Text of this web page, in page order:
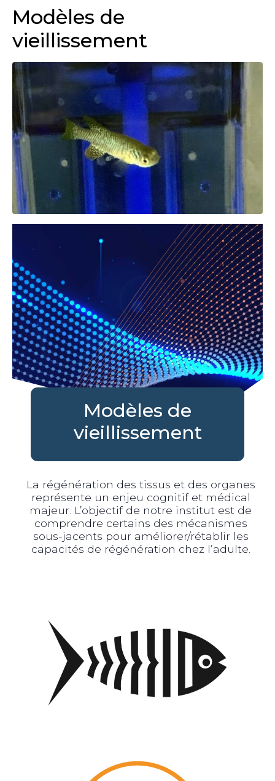
Modèles de
vieillissement
Modèles de
vieillissement
La régénération des tissus et des organes
représente un enjeu cognitif et médical
majeur. L’objectif de notre institut est de
comprendre certains des mécanismes
sous-jacents pour améliorer/rétablir les
capacités de régénération chez l’adulte.